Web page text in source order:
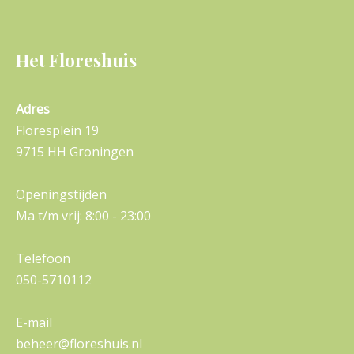
Het Floreshuis
Adres
Floresplein 19
9715 HH Groningen
Openingstijden
Ma t/m vrij: 8:00 - 23:00
Telefoon
050-5710112
E-mail
beheer@floreshuis.nl